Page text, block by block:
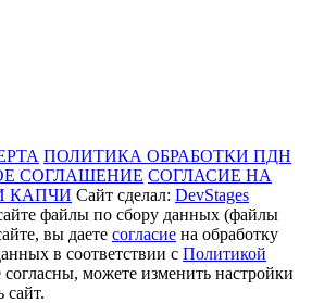
ПОЛИТИКА ОБРАБОТКИ ПДН
СОГЛАШЕНИЕ СОГЛАСИЕ НА
КАПЧИ Сайт сделал: DevStages
файлы по сбору данных (файлы
вы даете согласие на обработку
в соответствии с Политикой
можете изменить настройки
сайт.